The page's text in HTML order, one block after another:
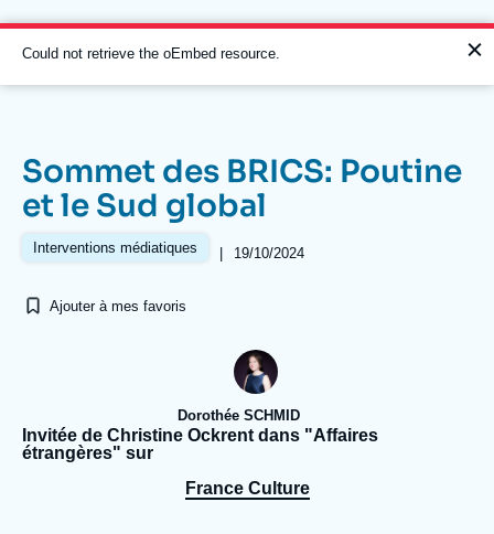
au
contenu
principal
Navigation
principale
L'Ifri
Analyses
Se connecter
Recherches fréquentes
Proche-Orient
Sommet des BRICS: Poutine
et le Sud global
Interventions médiatiques | 19/10/2024
Ajouter à mes favoris
Dorothée SCHMID
Invitée de Christine Ockrent dans "Affaires
étrangères" sur
France Culture
Message
d'erreur
Could not retrieve the oEmbed resource.